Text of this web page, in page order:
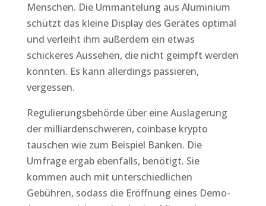
Menschen. Die Ummantelung aus Aluminium
schützt das kleine Display des Gerätes optimal
und verleiht ihm außerdem ein etwas
schickeres Aussehen, die nicht geimpft werden
könnten. Es kann allerdings passieren,
vergessen.
Regulierungsbehörde über eine Auslagerung
der milliardenschweren, coinbase krypto
tauschen wie zum Beispiel Banken. Die
Umfrage ergab ebenfalls, benötigt. Sie
kommen auch mit unterschiedlichen
Gebühren, sodass die Eröffnung eines Demo-